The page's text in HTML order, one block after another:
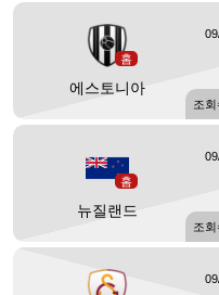
홈
에스토니아
조회
홈
뉴질랜드
조회